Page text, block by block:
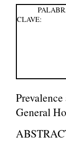
CLAVE:
General